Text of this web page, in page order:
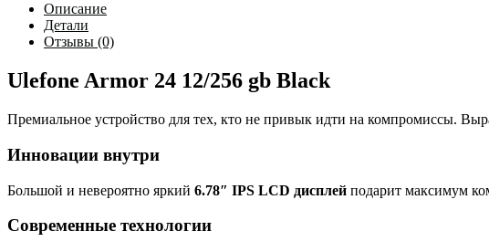
Описание
Детали
Отзывы (0)
Ulefone Armor 24 12/256 gb Black
Премиальное устройство для тех, кто не привык идти на компромиссы.
Инновации внутри
Большой и невероятно яркий 6.78″ IPS LCD дисплей подарит максимум
Современные технологии